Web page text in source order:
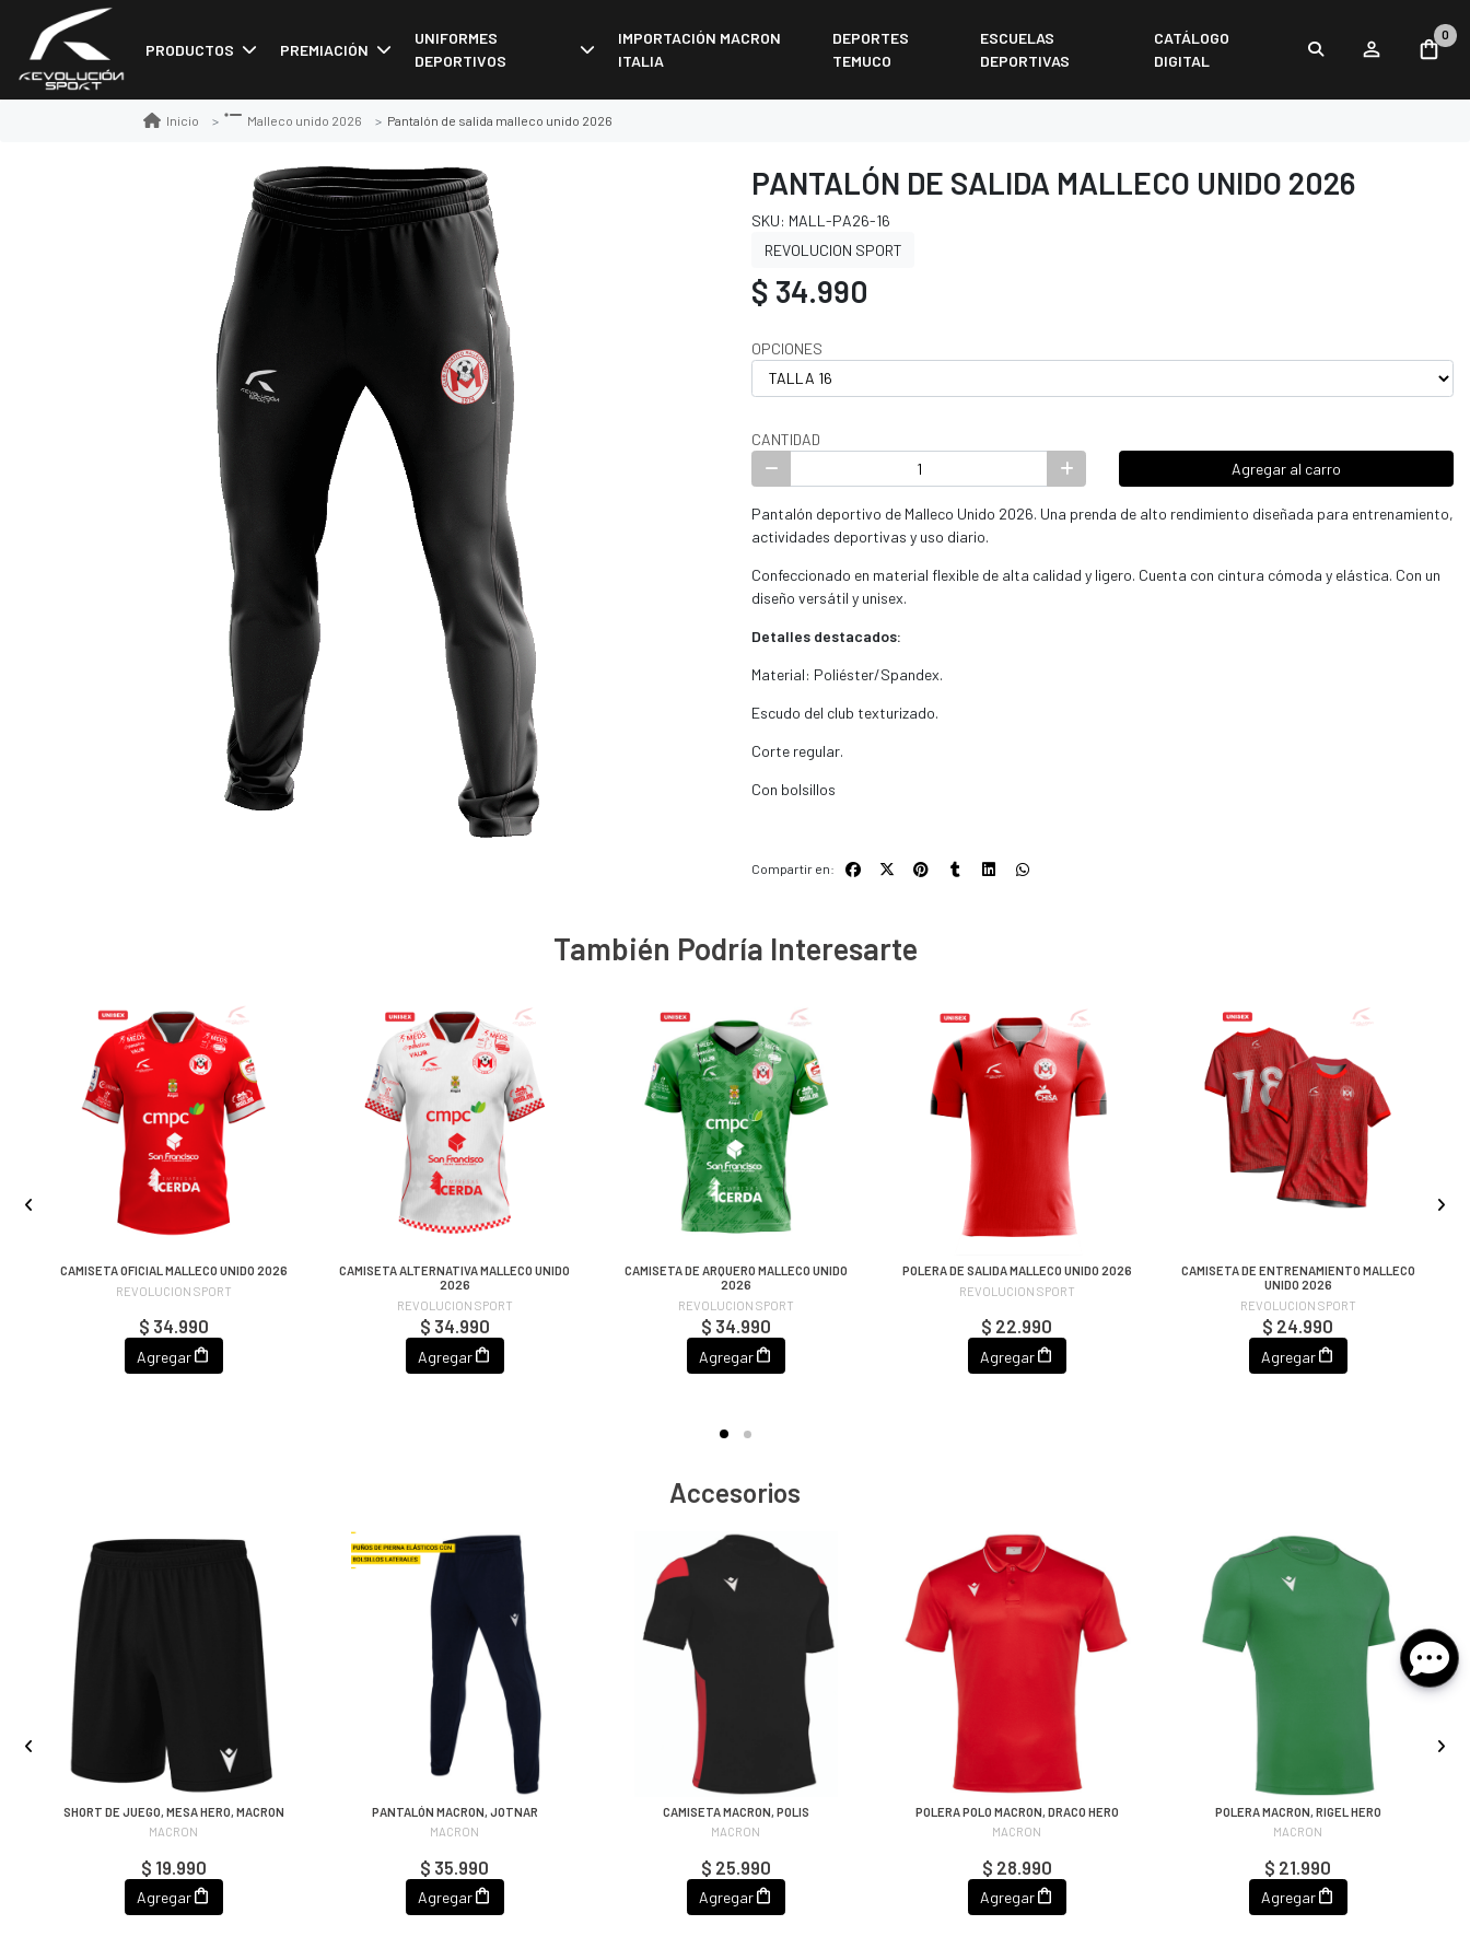
PRODUCTOS PREMIACIÓN
UNIFORMES
DEPORTIVOS
IMPORTACIÓN MACRON
ITALIA
DEPORTES
TEMUCO
ESCUELAS
DEPORTIVAS
CATÁLOGO
DIGITAL
0
Inicio Malleco unido 2026 Pantalón de salida malleco unido 2026
PANTALÓN DE SALIDA MALLECO UNIDO 2026
SKU: MALL-PA26-16
REVOLUCION SPORT
$ 34.990
OPCIONES
CANTIDAD
Agregar al carro
Pantalón deportivo de Malleco Unido 2026. Una prenda de alto rendimiento diseñada para entrenamiento,
actividades deportivas y uso diario.
Confeccionado en material flexible de alta calidad y ligero. Cuenta con cintura cómoda y elástica. Con un
diseño versátil y unisex.
Detalles destacados:
Material: Poliéster/Spandex.
Escudo del club texturizado.
Corte regular.
Con bolsillos
Compartir en:
También Podría Interesarte
CAMISETA OFICIAL MALLECO UNIDO 2026
REVOLUCION SPORT
$ 34.990
Agregar
CAMISETA ALTERNATIVA MALLECO UNIDO
2026
REVOLUCION SPORT
$ 34.990
Agregar
CAMISETA DE ARQUERO MALLECO UNIDO
2026
REVOLUCION SPORT
$ 34.990
Agregar
POLERA DE SALIDA MALLECO UNIDO 2026
REVOLUCION SPORT
$ 22.990
Agregar
CAMISETA DE ENTRENAMIENTO MALLECO
UNIDO 2026
REVOLUCION SPORT
$ 24.990
Agregar
Accesorios
SHORT DE JUEGO, MESA HERO, MACRON
MACRON
$ 19.990
Agregar
PANTALÓN MACRON, JOTNAR
MACRON
$ 35.990
Agregar
CAMISETA MACRON, POLIS
MACRON
$ 25.990
Agregar
POLERA POLO MACRON, DRACO HERO
MACRON
$ 28.990
Agregar
POLERA MACRON, RIGEL HERO
MACRON
$ 21.990
Agregar